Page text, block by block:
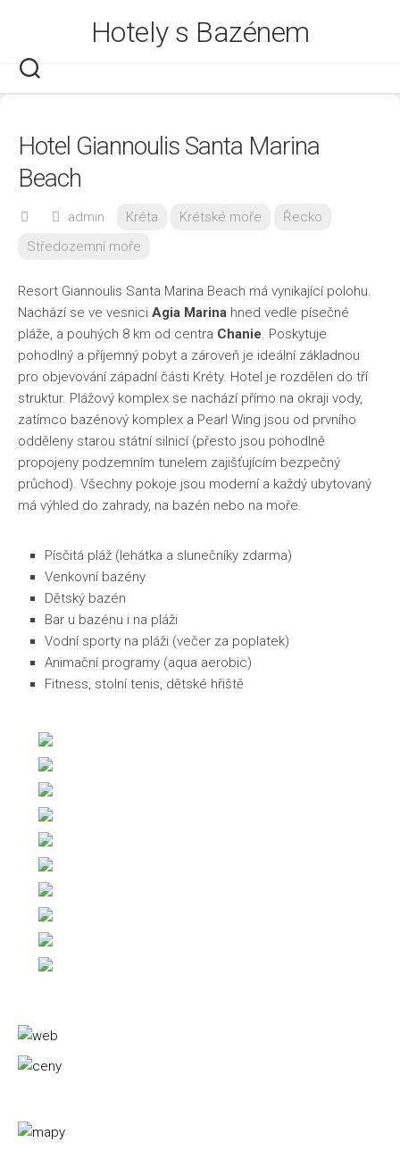
Hotely s Bazénem
Hotel Giannoulis Santa Marina
Beach
admin Kréta Krétské moře
Řecko
Středozemní moře
Resort Giannoulis Santa Marina Beach má vynikající polohu.
Nachází se ve vesnici Agia Marina hned vedle písečné
pláže, a pouhých 8 km od centra Chanie. Poskytuje
pohodlný a příjemný pobyt a zároveň je ideální základnou
pro objevování západní části Kréty. Hotel je rozdělen do tří
struktur. Plážový komplex se nachází přímo na okraji vody,
zatímco bazénový komplex a Pearl Wing jsou od prvního
odděleny starou státní silnicí (přesto jsou pohodlně
propojeny podzemním tunelem zajišťujícím bezpečný
průchod). Všechny pokoje jsou moderní a každý ubytovaný
má výhled do zahrady, na bazén nebo na moře.
Písčitá pláž (lehátka a slunečníky zdarma)
Venkovní bazény
Dětský bazén
Bar u bazénu i na pláži
Vodní sporty na pláži (večer za poplatek)
Animační programy (aqua aerobic)
Fitness, stolní tenis, dětské hřiště